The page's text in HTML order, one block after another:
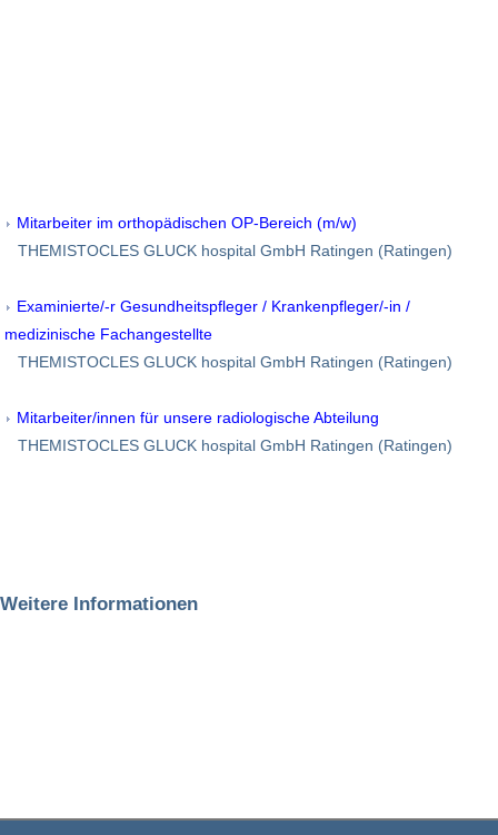
Mitarbeiter im orthopädischen OP-Bereich (m/w)
THEMISTOCLES GLUCK hospital GmbH Ratingen (Ratingen)
Examinierte/-r Gesundheitspfleger / Krankenpfleger/-in /
medizinische Fachangestellte
THEMISTOCLES GLUCK hospital GmbH Ratingen (Ratingen)
Mitarbeiter/innen für unsere radiologische Abteilung
THEMISTOCLES GLUCK hospital GmbH Ratingen (Ratingen)
Weitere Informationen